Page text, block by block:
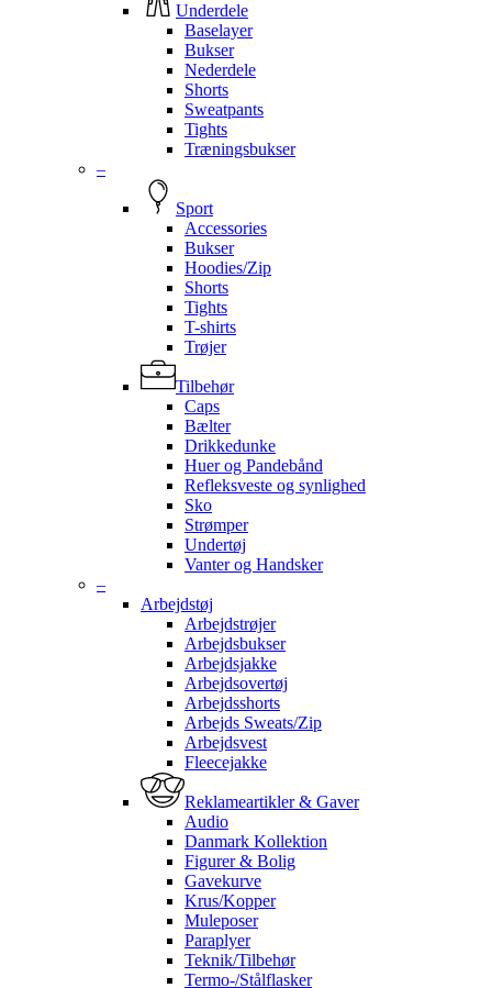
Underdele
Baselayer
Bukser
Nederdele
Shorts
Sweatpants
Tights
Træningsbukser
–
Sport
Accessories
Bukser
Hoodies/Zip
Shorts
Tights
T-shirts
Trøjer
Tilbehør
Caps
Bælter
Drikkedunke
Huer og Pandebånd
Refleksveste og synlighed
Sko
Strømper
Undertøj
Vanter og Handsker
–
Arbejdstøj
Arbejdstrøjer
Arbejdsbukser
Arbejdsjakke
Arbejdsovertøj
Arbejdsshorts
Arbejds Sweats/Zip
Arbejdsvest
Fleecejakke
Reklameartikler & Gaver
Audio
Danmark Kollektion
Figurer & Bolig
Gavekurve
Krus/Kopper
Muleposer
Paraplyer
Teknik/Tilbehør
Termo-/Stålflasker